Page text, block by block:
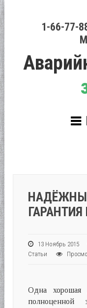
1-66-77-
13 Ноябрь 2015
Статьи
Одна хорошая
полноценной